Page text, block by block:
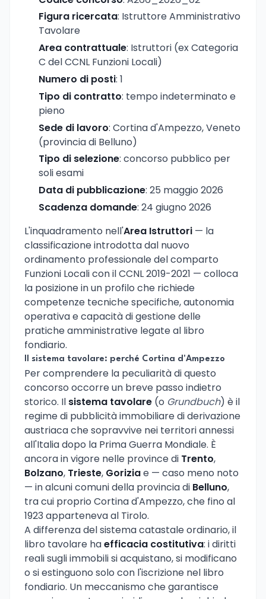
Figura ricercata: Istruttore Amministrativo
Tavolare
Area contrattuale: Istruttori (ex Categoria
C del CCNL Funzioni Locali)
Numero di posti: 1
Tipo di contratto: tempo indeterminato e
pieno
Sede di lavoro: Cortina d'Ampezzo, Veneto
(provincia di Belluno)
Tipo di selezione: concorso pubblico per
soli esami
Data di pubblicazione: 25 maggio 2026
Scadenza domande: 24 giugno 2026
L'inquadramento nell'Area Istruttori — la
classificazione introdotta dal nuovo
ordinamento professionale del comparto
Funzioni Locali con il CCNL 2019-2021 — colloca
la posizione in un profilo che richiede
competenze tecniche specifiche, autonomia
operativa e capacità di gestione delle
pratiche amministrative legate al libro
fondiario.
Il sistema tavolare: perché Cortina d'Ampezzo
Per comprendere la peculiarità di questo
concorso occorre un breve passo indietro
storico. Il sistema tavolare (o Grundbuch) è il
regime di pubblicità immobiliare di derivazione
austriaca che sopravvive nei territori annessi
all'Italia dopo la Prima Guerra Mondiale. È
ancora in vigore nelle province di Trento,
Bolzano, Trieste, Goriziae — caso meno noto
— in alcuni comuni della provincia di Belluno,
tra cui proprio Cortina d'Ampezzo, che fino al
1923 apparteneva al Tirolo.
A differenza del sistema catastale ordinario, il
libro tavolare haefficacia costitutiva: i diritti
reali sugli immobili si acquistano, si modificano
o si estinguono solo con l'iscrizione nel libro
fondiario. Un meccanismo che garantisce